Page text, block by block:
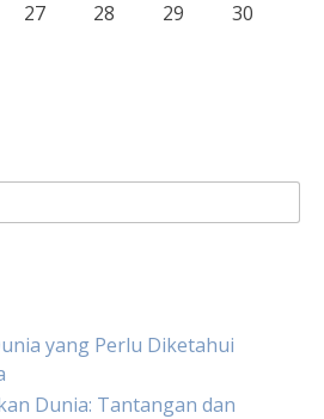
27 28 29
30
yang Perlu Diketahui
Dunia: Tantangan dan